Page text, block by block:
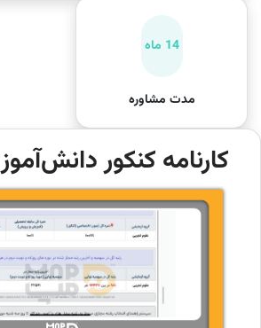
14 ماه
مدت مشاوره
کارنامه کنکور دانش‌آموز